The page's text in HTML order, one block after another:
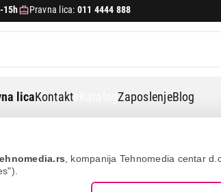
, kompanija Tehnomedia centar
15h Pravna lica: 011 4444 888
licaKontakt eKatalogZaposlenjeBlog